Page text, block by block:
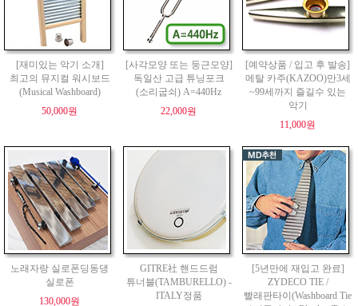
[재미있는 악기 소개]
최고의 뮤지컬 워시보드
(Musical Washboard)
50,000원
[사각모양 또는 둥근모양]
독일산 고급 튜닝포크
(소리굽쇠) A=440Hz
22,000원
[예약상품 / 입고 후 발송]
메탈 카주(KAZOO)만3세
~99세까지 즐길수 있는
악기
11,000원
노래자랑 실로폰딩동댕
실로폰
130,000원
GITRE社 핸드드럼
튜너블(TAMBURELLO) -
ITALY정품
[5년만에 재입고 완료]
ZYDECO TIE /
빨래판타이(Washboard Tie